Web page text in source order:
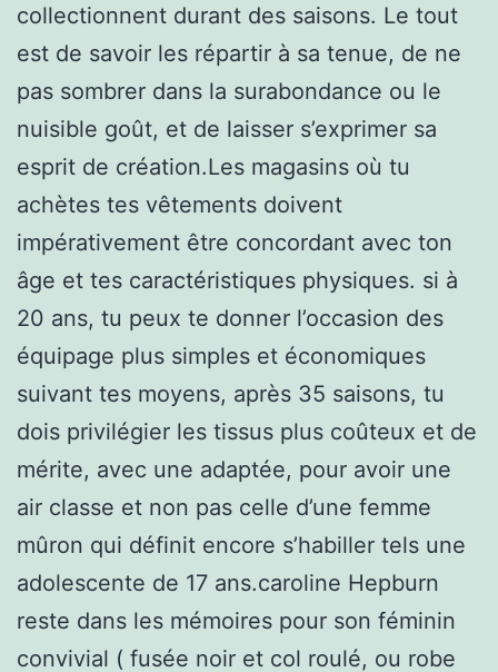
collectionnent durant des saisons. Le tout
est de savoir les répartir à sa tenue, de ne
pas sombrer dans la surabondance ou le
nuisible goût, et de laisser s’exprimer sa
esprit de création.Les magasins où tu
achètes tes vêtements doivent
impérativement être concordant avec ton
âge et tes caractéristiques physiques. si à
20 ans, tu peux te donner l’occasion des
équipage plus simples et économiques
suivant tes moyens, après 35 saisons, tu
dois privilégier les tissus plus coûteux et de
mérite, avec une adaptée, pour avoir une
air classe et non pas celle d’une femme
mûron qui définit encore s’habiller tels une
adolescente de 17 ans.caroline Hepburn
reste dans les mémoires pour son féminin
convivial ( fusée noir et col roulé, ou robe